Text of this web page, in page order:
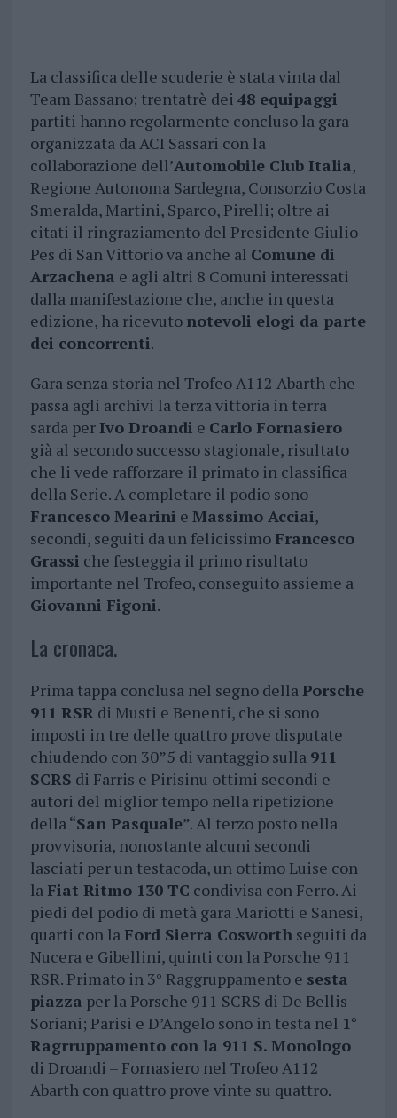
La classifica delle scuderie è stata vinta dal
Team Bassano; trentatrè dei 48 equipaggi
partiti hanno regolarmente concluso la gara
organizzata da ACI Sassari con la
collaborazione dell’Automobile Club Italia,
Regione Autonoma Sardegna, Consorzio Costa
Smeralda, Martini, Sparco, Pirelli; oltre ai
citati il ringraziamento del Presidente Giulio
Pes di San Vittorio va anche al Comune di
Arzachena e agli altri 8 Comuni interessati
dalla manifestazione che, anche in questa
edizione, ha ricevuto notevoli elogi da parte
dei concorrenti.
Gara senza storia nel Trofeo A112 Abarth che
passa agli archivi la terza vittoria in terra
sarda per Ivo Droandi e Carlo Fornasiero
già al secondo successo stagionale, risultato
che li vede rafforzare il primato in classifica
della Serie. A completare il podio sono
Francesco Mearini e Massimo Acciai,
secondi, seguiti da un felicissimo Francesco
Grassi che festeggia il primo risultato
importante nel Trofeo, conseguito assieme a
Giovanni Figoni.
La cronaca.
Prima tappa conclusa nel segno dellaPorsche
911 RSRdi Musti e Benenti, che si sono
imposti in tre delle quattro prove disputate
chiudendo con 30”5 di vantaggio sulla 911
SCRS di Farris e Pirisinu ottimi secondi e
autori del miglior tempo nella ripetizione
della “San Pasquale”. Al terzo posto nella
provvisoria, nonostante alcuni secondi
lasciati per un testacoda, un ottimo Luise con
la Fiat Ritmo 130 TC condivisa con Ferro. Ai
piedi del podio di metà gara Mariotti e Sanesi,
quarti con la Ford Sierra Cosworthseguiti da
Nucera e Gibellini, quinti con la Porsche 911
RSR. Primato in 3° Raggruppamento e sesta
piazza per la Porsche 911 SCRS di De Bellis –
Soriani; Parisi e D’Angelo sono in testa nel 1°
Ragrruppamento con la 911 S. Monologo
di Droandi – Fornasiero nel Trofeo A112
Abarth con quattro prove vinte su quattro.